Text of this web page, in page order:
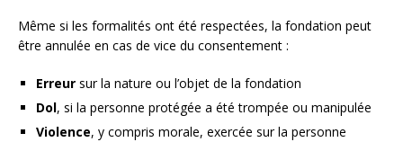
Même si les formalités ont été respectées, la fondation peut
être annulée en cas de vice du consentement :
Erreur sur la nature ou l’objet de la fondation
Dol, si la personne protégée a été trompée ou manipulée
Violence, y compris morale, exercée sur la personne